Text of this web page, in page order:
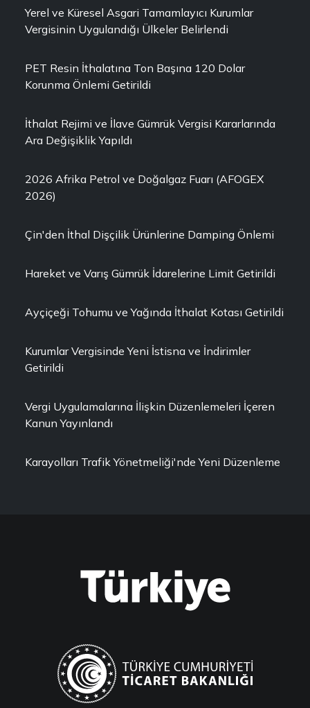
Yerel ve Küresel Asgari Tamamlayıcı Kurumlar
Vergisinin Uygulandığı Ülkeler Belirlendi
PET Resin İthalatına Ton Başına 120 Dolar
Korunma Önlemi Getirildi
İthalat Rejimi ve İlave Gümrük Vergisi Kararlarında
Ara Değişiklik Yapıldı
2026 Afrika Petrol ve Doğalgaz Fuarı (AFOGEX
2026)
Çin'den İthal Dişçilik Ürünlerine Damping Önlemi
Hareket ve Varış Gümrük İdarelerine Limit Getirildi
Ayçiçeği Tohumu ve Yağında İthalat Kotası Getirildi
Kurumlar Vergisinde Yeni İstisna ve İndirimler
Getirildi
Vergi Uygulamalarına İlişkin Düzenlemeleri İçeren
Kanun Yayınlandı
Karayolları Trafik Yönetmeliği'nde Yeni Düzenleme